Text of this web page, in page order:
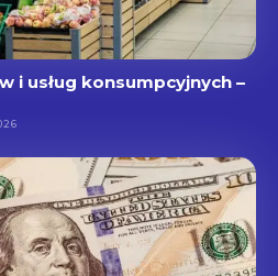
i usług konsumpcyjnych –